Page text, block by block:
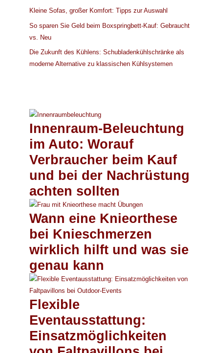
Kleine Sofas, großer Komfort: Tipps zur Auswahl
So sparen Sie Geld beim Boxspringbett-Kauf: Gebraucht
vs. Neu
Die Zukunft des Kühlens: Schubladenkühlschränke als
moderne Alternative zu klassischen Kühlsystemen
Innenraum-Beleuchtung
im Auto: Worauf
Verbraucher beim Kauf
und bei der Nachrüstung
achten sollten
Wann eine Knieorthese
bei Knieschmerzen
wirklich hilft und was sie
genau kann
Flexible
Eventausstattung:
Einsatzmöglichkeiten